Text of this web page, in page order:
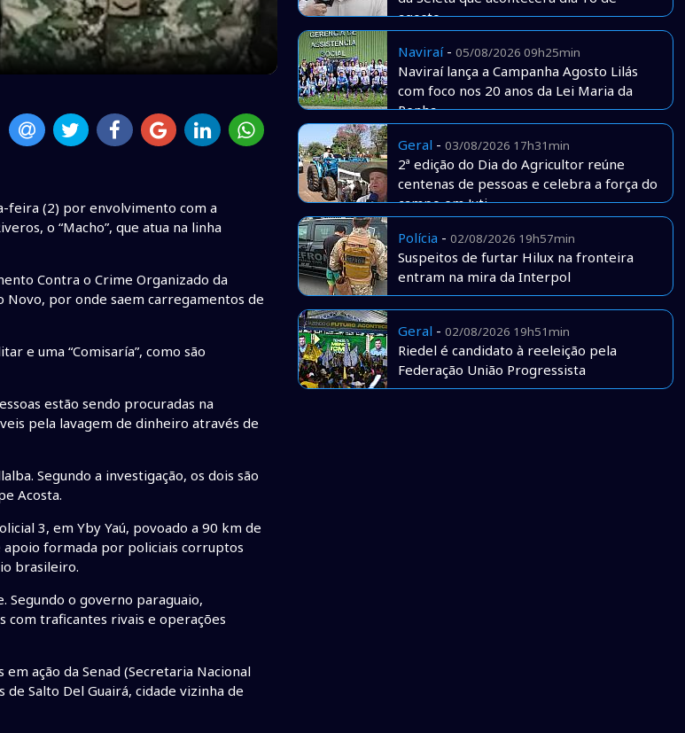
feira (2) por envolvimento com a
o “Macho”, que atua na linha
Contra o Crime Organizado da
Novo, por onde saem carregamentos de
e uma “Comisaría”, como são
estão sendo procuradas na
pela lavagem de dinheiro através de
Segundo a investigação, os dois são
Acosta.
3, em Yby Yaú, povoado a 90 km de
apoio formada por policiais corruptos
brasileiro.
Segundo o governo paraguaio,
com traficantes rivais e operações
ação da Senad (Secretaria Nacional
Salto Del Guairá, cidade vizinha de
agosto
Naviraí- 05/08/2026 09h25min
Naviraí lança a Campanha Agosto Lilás
com foco nos 20 anos da Lei Maria da
Penha
Geral - 03/08/2026 17h31min
2ª edição do Dia do Agricultor reúne
centenas de pessoas e celebra a força do
campo em Juti
Polícia - 02/08/2026 19h57min
Suspeitos de furtar Hilux na fronteira
entram na mira da Interpol
Geral - 02/08/2026 19h51min
Riedel é candidato à reeleição pela
Federação União Progressista